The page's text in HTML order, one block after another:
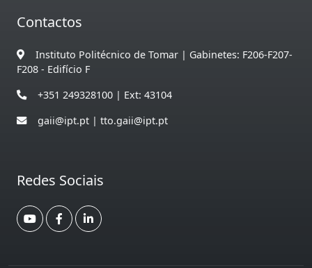
Contactos
Instituto Politécnico de Tomar | Gabinetes: F206-F207-
F208 - Edifício F
+351 249328100 | Ext: 43104
gaii@ipt.pt | tto.gaii@ipt.pt
Redes Sociais